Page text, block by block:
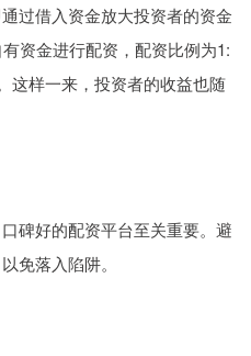
过借入资金放大投资者的资金
资金进行配资，配资比例为1:
这样一来，投资者的收益也随
碑好的配资平台至关重要。避
免落入陷阱。